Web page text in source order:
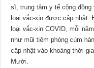
sĩ, trung tâm y tế cộng
loại vắc-xin được cập nhật.
loại vắc-xin COVID, mỗi
như mũi tiêm phòng cúm
cập nhật vào khoảng thời
Mười.